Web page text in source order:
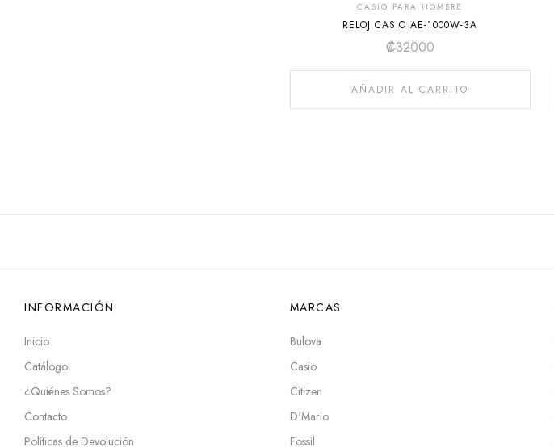
CASIO PARA HOMBRE
RELOJ CASIO AE-1000W-3A
₡32000
AÑADIR AL CARRITO
INFORMACIÓN
Inicio
Catálogo
¿Quiénes Somos?
Contacto
Políticas de Devolución
MARCAS
Bulova
Casio
Citizen
D'Mario
Fossil